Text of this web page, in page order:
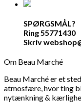
SPØRGSMÅL?
Ring 55771430
Skriv
Om Beau Marché
Beau Marché er et
atmosfære, hvor ting
nytænkning &